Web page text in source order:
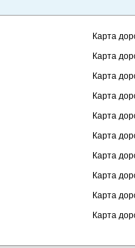
Карта
Карта
Карта
Карта
Карта
Карта
Карта
Карта
Карта
Карта